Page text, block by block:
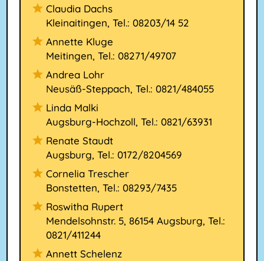
Claudia Dachs
Kleinaitingen, Tel.: 08203/14 52
Annette Kluge
Meitingen, Tel.: 08271/49707
Andrea Lohr
Neusäß-Steppach, Tel.: 0821/484055
Linda Malki
Augsburg-Hochzoll, Tel.: 0821/63931
Renate Staudt
Augsburg, Tel.: 0172/8204569
Cornelia Trescher
Bonstetten, Tel.: 08293/7435
Roswitha Rupert
Mendelsohnstr. 5, 86154 Augsburg, Tel.:
0821/411244
Annett Schelenz